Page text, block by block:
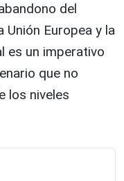
del
Unión Europea y la
es un imperativo
que no
los niveles